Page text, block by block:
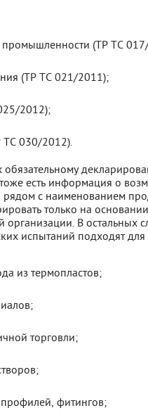
промышленности (ТР ТС
(ТР ТС 021/2011);
2012);
ТС 030/2012).
есть информация о
с наименованием
только на
организации. В остальных
испытаний подходят
из термопластов;
торговли;
профилей, фитингов;